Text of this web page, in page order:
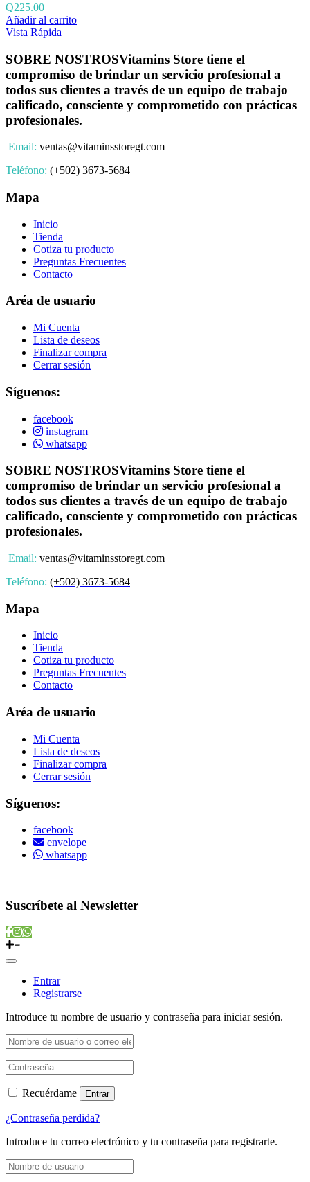
Q225.00
Añadir al carrito
Vista Rápida
SOBRE NOSTROSVitamins Store tiene el
compromiso de brindar un servicio profesional a
todos sus clientes a través de un equipo de trabajo
calificado, consciente y comprometido con prácticas
profesionales.
Email: ventas@vitaminsstoregt.com
Teléfono: (+502) 3673-5684
Mapa
Inicio
Tienda
Cotiza tu producto
Preguntas Frecuentes
Contacto
Aréa de usuario
Mi Cuenta
Lista de deseos
Finalizar compra
Cerrar sesión
Síguenos:
facebook
instagram
whatsapp
SOBRE NOSTROSVitamins Store tiene el
compromiso de brindar un servicio profesional a
todos sus clientes a través de un equipo de trabajo
calificado, consciente y comprometido con prácticas
profesionales.
Email: ventas@vitaminsstoregt.com
Teléfono: (+502) 3673-5684
Mapa
Inicio
Tienda
Cotiza tu producto
Preguntas Frecuentes
Contacto
Aréa de usuario
Mi Cuenta
Lista de deseos
Finalizar compra
Cerrar sesión
Síguenos:
facebook
envelope
whatsapp
Suscríbete al Newsletter
Entrar
Registrarse
Introduce tu nombre de usuario y contraseña para iniciar sesión.
Recuérdame Entrar
¿Contraseña perdida?
Introduce tu correo electrónico y tu contraseña para registrarte.